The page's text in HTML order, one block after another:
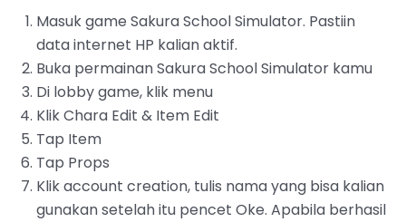
Masuk game Sakura School Simulator. Pastiin
data internet HP kalian aktif.
‌Buka permainan Sakura School Simulator kamu
Di lobby game, klik menu
Klik Chara Edit & Item Edit
Tap Item
Tap Props
‌Klik account creation, tulis nama yang bisa kalian
gunakan setelah itu pencet Oke. Apabila berhasil